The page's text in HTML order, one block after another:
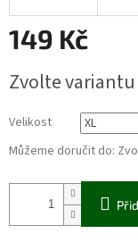
149 Kč
cena:
Zvolte variantu
Velikost
Můžeme doručit do: